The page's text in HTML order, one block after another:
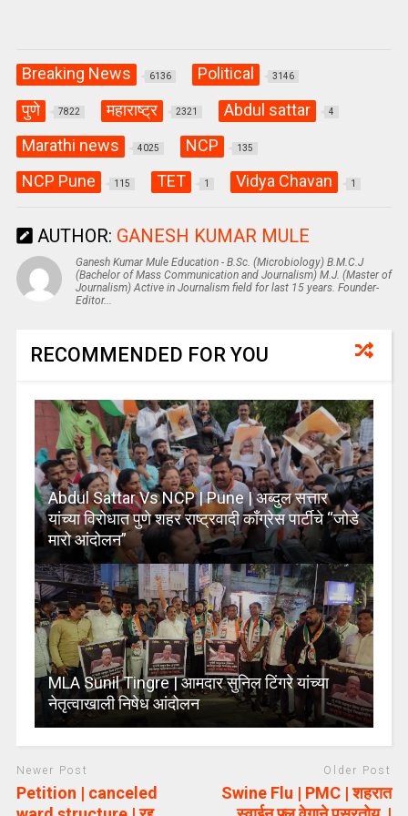
Breaking News 6136 Political 3146
पुणे 7822 महाराष्ट्र 2321 Abdul sattar 4
Marathi news 4025 NCP 135
NCP Pune 115 TET 1 Vidya Chavan 1
AUTHOR: GANESH KUMAR MULE
Ganesh Kumar Mule Education - B.Sc. (Microbiology) B.M.C.J
(Bachelor of Mass Communication and Journalism) M.J. (Master of
Journalism) Active in Journalism field for last 15 years. Founder-
Editor...
RECOMMENDED FOR YOU
Abdul Sattar Vs NCP | Pune | अब्दुल सत्तार
यांच्या विरोधात पुणे शहर राष्ट्रवादी काँग्रेस पार्टीचे “जोडे
मारो आंदोलन”
MLA Sunil Tingre | आमदार सुनिल टिंगरे यांच्या
नेतृत्वाखाली निषेध आंदोलन
Newer Post
Petition | canceled
Older Post
Swine Flu | PMC | शहरात